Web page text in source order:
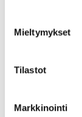
Mieltymykset
Tilastot
Markkinointi